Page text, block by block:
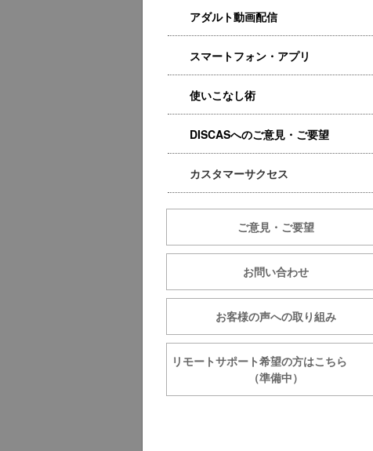
アダルト動画配信
スマートフォン・アプリ
使いこなし術
DISCASへのご意見・ご要望
カスタマーサクセス
ご意見・ご要望
お問い合わせ
お客様の声への取り組み
リモートサポート希望の方はこちら
（準備中）